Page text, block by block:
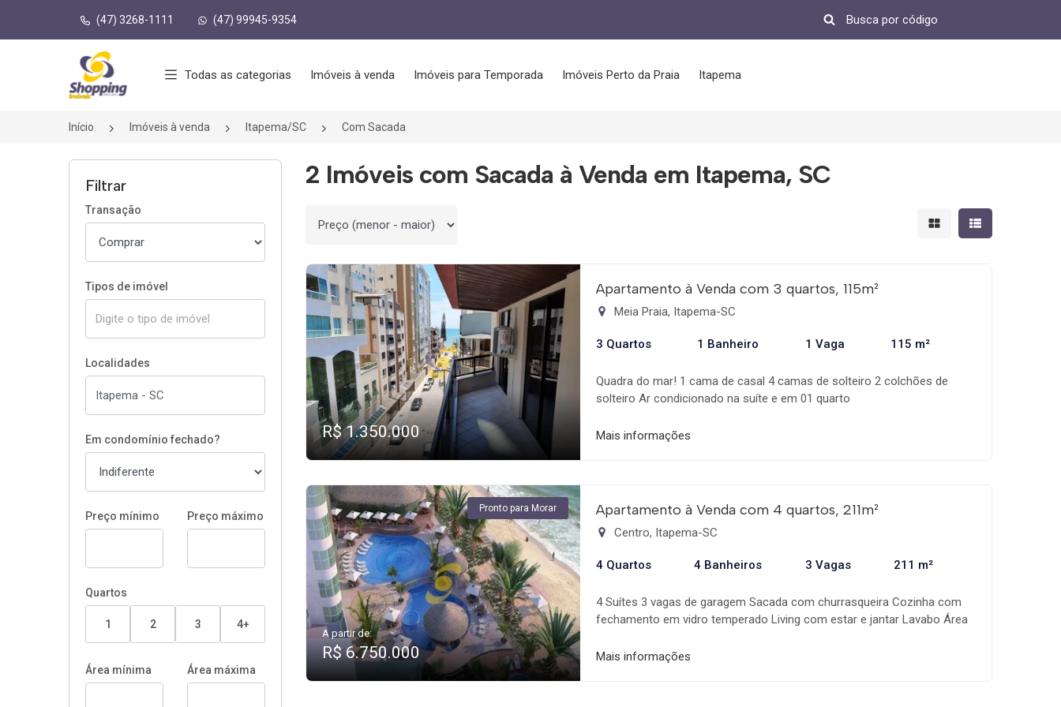
(47) 3268-1111 (47) 99945-9354
Página inicial
Todas as categorias Imóveis à venda Imóveis para Temporada Imóveis Perto da Praia Itapema
Início Imóveis à venda Itapema/SC Com Sacada
Filtrar
Transação
Tipos de imóvel
Localidades
Em condomínio fechado?
Preço mínimo Preço máximo
Quartos
1 2 3 4+
Área mínima Área máxima
2 Imóveis com Sacada à Venda em Itapema, SC
Ordenar por Mostrar resultados em
Mostrar
R$ 1.350.000
Apartamento à Venda com 3 quartos, 115m²
Meia Praia, Itapema-SC
3 Quartos 1 Banheiro 1 Vaga 115 m²
Quadra do mar! 1 cama de casal 4 camas de solteiro 2 colchões de
solteiro Ar condicionado na suíte e em 01 quarto
Mais informações
Pronto para Morar
A partir de:
R$ 6.750.000
Apartamento à Venda com 4 quartos, 211m²
Centro, Itapema-SC
4 Quartos 4 Banheiros 3 Vagas 211 m²
4 Suítes 3 vagas de garagem Sacada com churrasqueira Cozinha com
fechamento em vidro temperado Living com estar e jantar Lavabo Área
2.900m2: Deck e lounge de frente para o mar Piscina adulto com bar
Mais informações